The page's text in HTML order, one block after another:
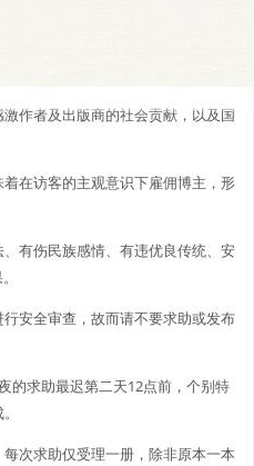
作者及出版商的社会贡献，以及国
在访客的主观意识下雇佣博主，形
有伤民族感情、有违优良传统、安
安全审查，故而请不要求助或发布
的求助最迟第二天12点前，个别特
次求助仅受理一册，除非原本一本